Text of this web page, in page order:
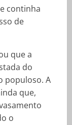
continha
de
que a
do
populoso. A
que,
o